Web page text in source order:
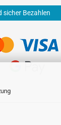
sicher Bezahlen